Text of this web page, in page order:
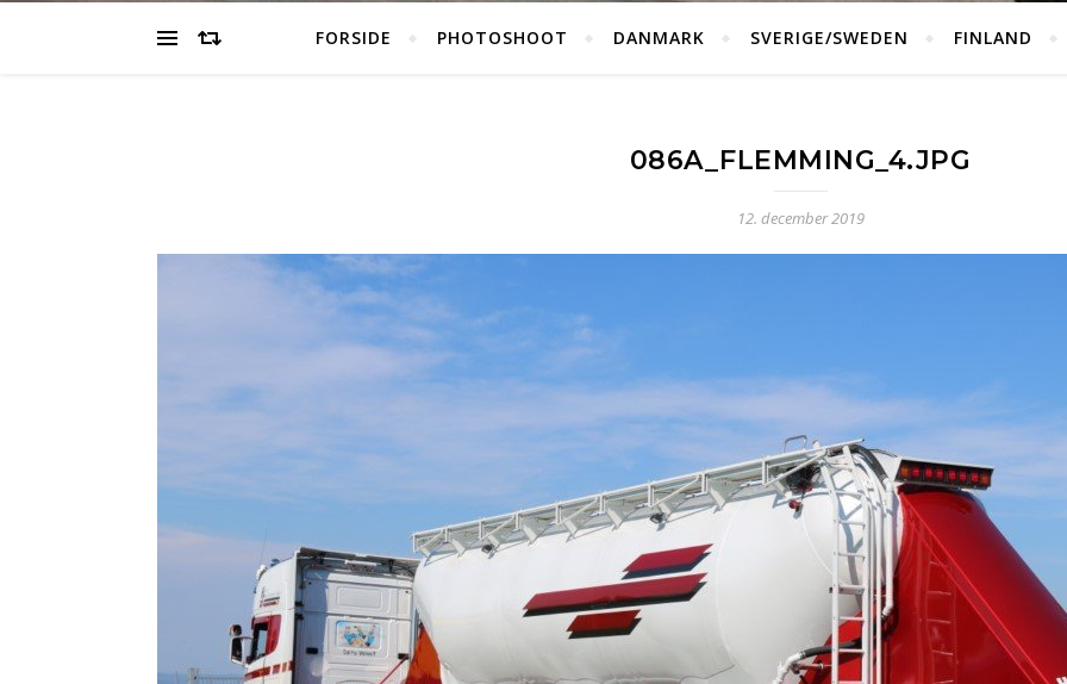
FORSIDE PHOTOSHOOT DANMARK SVERIGE/SWEDEN FINLAND
086A_FLEMMING_4.JPG
12. december 2019